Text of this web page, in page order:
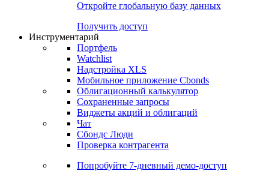
Консенсусы
Попробуйте7-дневный
Откройте глобальную базу данных
Получить доступ
Инструментарий
Портфель
Watchlist
Надстройка XLS
Мобильное приложение Cbonds
Облигационный калькулятор
Сохраненные запросы
Чат